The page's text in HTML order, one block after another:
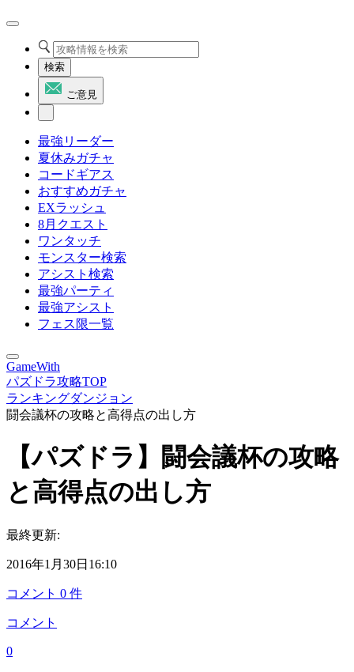
検索
ご意見
最強リーダー
夏休みガチャ
コードギアス
おすすめガチャ
EXラッシュ
8月クエスト
ワンタッチ
モンスター検索
アシスト検索
最強パーティ
最強アシスト
フェス限一覧
GameWith
パズドラ攻略TOP
ランキングダンジョン
闘会議杯の攻略と高得点の出し方
【パズドラ】闘会議杯の攻略
と高得点の出し方
最終更新:
2016年1月30日16:10
コメント 0 件
コメント
0